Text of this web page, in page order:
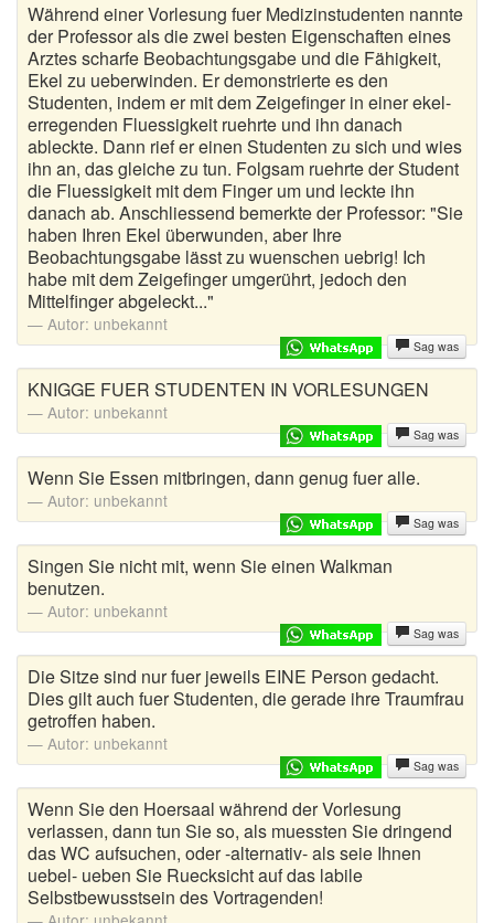
Während einer Vorlesung fuer Medizinstudenten nannte
der Professor als die zwei besten Eigenschaften eines
Arztes scharfe Beobachtungsgabe und die Fähigkeit,
Ekel zu ueberwinden. Er demonstrierte es den
Studenten, indem er mit dem Zeigefinger in einer ekel-
erregenden Fluessigkeit ruehrte und ihn danach
ableckte. Dann rief er einen Studenten zu sich und wies
ihn an, das gleiche zu tun. Folgsam ruehrte der Student
die Fluessigkeit mit dem Finger um und leckte ihn
danach ab. Anschliessend bemerkte der Professor: "Sie
haben Ihren Ekel überwunden, aber Ihre
Beobachtungsgabe lässt zu wuenschen uebrig! Ich
habe mit dem Zeigefinger umgerührt, jedoch den
Mittelfinger abgeleckt..."
Autor: unbekannt
Sag was
KNIGGE FUER STUDENTEN IN VORLESUNGEN
Autor: unbekannt
Sag was
Wenn Sie Essen mitbringen, dann genug fuer alle.
Autor: unbekannt
Sag was
Singen Sie nicht mit, wenn Sie einen Walkman
benutzen.
Autor: unbekannt
Sag was
Die Sitze sind nur fuer jeweils EINE Person gedacht.
Dies gilt auch fuer Studenten, die gerade ihre Traumfrau
getroffen haben.
Autor: unbekannt
Sag was
Wenn Sie den Hoersaal während der Vorlesung
verlassen, dann tun Sie so, als muessten Sie dringend
das WC aufsuchen, oder -alternativ- als seie Ihnen
uebel- ueben Sie Ruecksicht auf das labile
Selbstbewusstsein des Vortragenden!